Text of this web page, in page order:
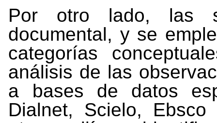
Por otro lado, las
documental, y se
categorías
análisis de las
a bases de datos
Dialnet,
Scielo,
Ebsco